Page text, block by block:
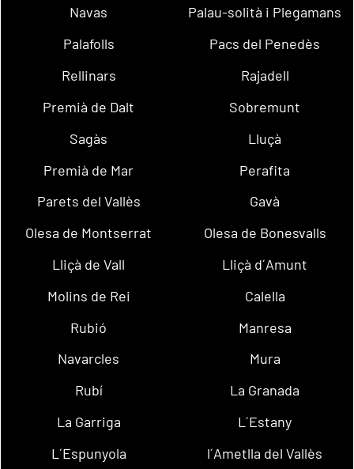
Navas
Palau-solità i Plegamans
Palafolls
Pacs del Penedès
Rellinars
Rajadell
Premià de Dalt
Sobremunt
Sagàs
Lluçà
Premià de Mar
Perafita
Parets del Vallès
Gavà
Olesa de Montserrat
Olesa de Bonesvalls
Lliçà de Vall
Lliçà d´Amunt
Molins de Rei
Calella
Rubió
Manresa
Navarcles
Mura
Rubí
La Granada
La Garriga
L´Estany
L´Espunyola
l´Ametlla del Vallès